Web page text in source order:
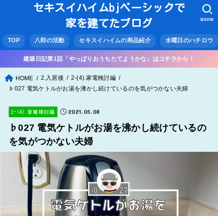
セキスイハイムbjベーシックで
家を建てたブログ
TOP 八郎の活動 セキスイハイムの商品紹介 水曜日のハチロウ
SEARCH
建築日記第1話「やっぱりおうちたてようかな」はコチラから！
HOME 2.入居後
2-(4).家電検討編
♭027 電気ケトルがお湯を沸かし続けているのを気がつかない夫婦
2-(4).家電検討編 2021.05.08
♭027 電気ケトルがお湯を沸かし続けているの
を気がつかない夫婦